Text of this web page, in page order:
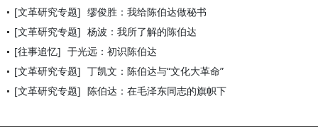
[文革研究专题] 缪俊胜：我给陈伯达做秘书
[文革研究专题] 杨波：我所了解的陈伯达
[往事追忆] 于光远：初识陈伯达
[文革研究专题] 丁凯文：陈伯达与“文化大革命”
[文革研究专题] 陈伯达：在毛泽东同志的旗帜下